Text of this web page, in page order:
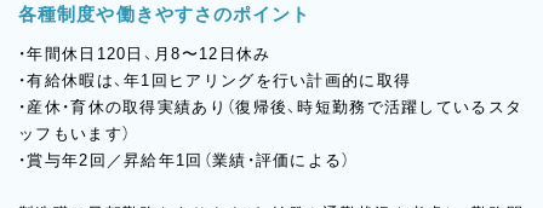
各種制度や働きやすさのポイント
・年間休日120日、月8〜12日休み
・有給休暇は、年1回ヒアリングを行い計画的に取得
・産休・育休の取得実績あり（復帰後、時短勤務で活躍しているスタ
ッフもいます）
・賞与年2回／昇給年1回（業績・評価による）